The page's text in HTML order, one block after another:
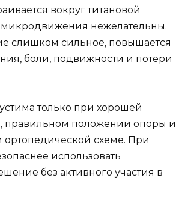
вокруг титановой
микродвижения нежелательны.
слишком сильное, повышается
боли, подвижности и потери
только при хорошей
правильном положении опоры и
схеме. При
использовать
без активного участия в